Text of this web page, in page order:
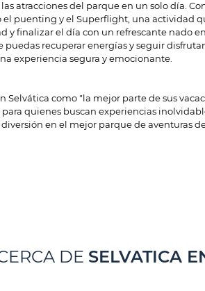
atracciones del parque en un solo día.
puenting y el Superflight, una actividad
y finalizar el día con un refrescante nado
recuperar energías y seguir
experiencia segura y emocionante.
como "la mejor parte de sus
quienes buscan experiencias
en el mejor parque de aventuras
DE SELVATICA